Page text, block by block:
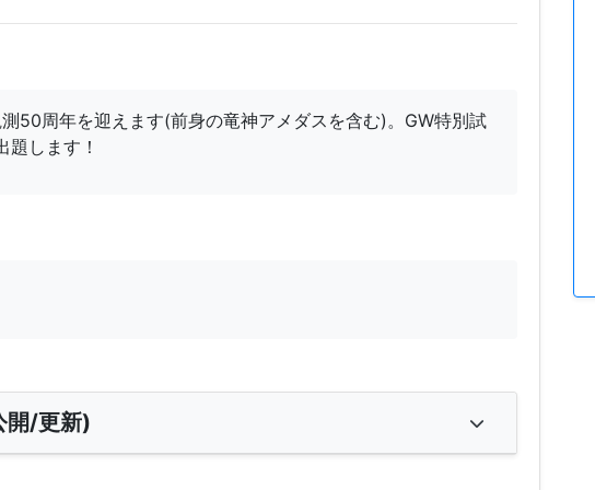
50周年を迎えます(前身の竜神アメダスを含む)。GW特別試
します！
開/更新)